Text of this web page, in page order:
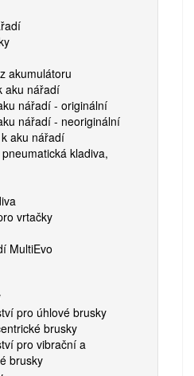
akumulátoru
aku nářadí
nářadí - originální
nářadí - neoriginální
aku nářadí
kladiva,
vrtačky
MultiEvo
pro úhlové brusky
brusky
pro vibrační a
brusky